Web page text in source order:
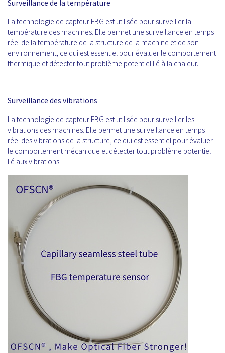
Surveillance de la température
La technologie de capteur FBG est utilisée pour surveiller la
température des machines. Elle permet une surveillance en temps
réel de la température de la structure de la machine et de son
environnement, ce qui est essentiel pour évaluer le comportement
thermique et détecter tout problème potentiel lié à la chaleur.
Surveillance des vibrations
La technologie de capteur FBG est utilisée pour surveiller les
vibrations des machines. Elle permet une surveillance en temps
réel des vibrations de la structure, ce qui est essentiel pour évaluer
le comportement mécanique et détecter tout problème potentiel
lié aux vibrations.